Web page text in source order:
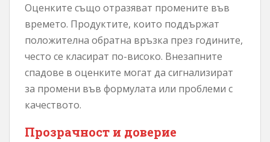
Оценките също отразяват промените във
времето. Продуктите, които поддържат
положителна обратна връзка през годините,
често се класират по-високо. Внезапните
спадове в оценките могат да сигнализират
за промени във формулата или проблеми с
качеството.
Прозрачност и доверие